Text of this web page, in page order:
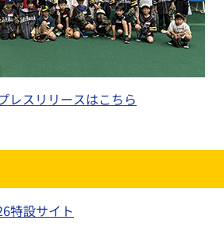
レスリリースはこちら
特設サイト